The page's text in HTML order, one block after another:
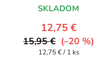
SKLADOM
12,75 €
15,95 € (–20 %)
Jednotková
12,75 € / 1 ks